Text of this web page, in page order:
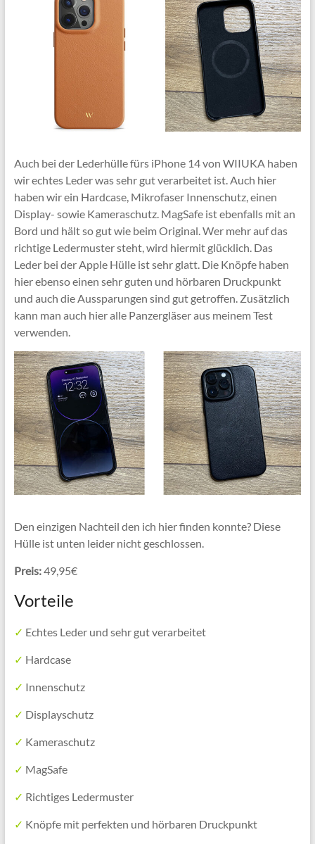
Auch bei der Lederhülle fürs iPhone 14 von WIIUKA haben
wir echtes Leder was sehr gut verarbeitet ist. Auch hier
haben wir ein Hardcase, Mikrofaser Innenschutz, einen
Display- sowie Kameraschutz. MagSafe ist ebenfalls mit an
Bord und hält so gut wie beim Original. Wer mehr auf das
richtige Ledermuster steht, wird hiermit glücklich. Das
Leder bei der Apple Hülle ist sehr glatt. Die Knöpfe haben
hier ebenso einen sehr guten und hörbaren Druckpunkt
und auch die Aussparungen sind gut getroffen. Zusätzlich
kann man auch hier alle Panzergläser aus meinem Test
verwenden.
Den einzigen Nachteil den ich hier finden konnte? Diese
Hülle ist unten leider nicht geschlossen.
Preis:49,95€
Vorteile
✓ Echtes Leder und sehr gut verarbeitet
✓ Hardcase
✓ Innenschutz
✓ Displayschutz
✓ Kameraschutz
✓ MagSafe
✓ Richtiges Ledermuster
✓ Knöpfe mit perfekten und hörbaren Druckpunkt